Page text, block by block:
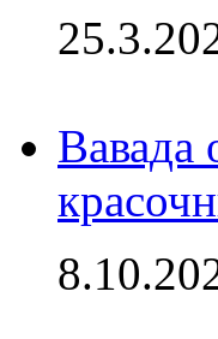
Вавада